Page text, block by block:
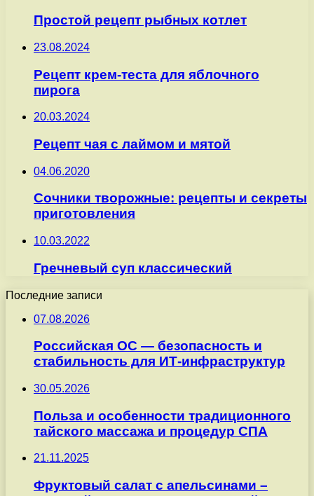
Простой рецепт рыбных котлет
23.08.2024
Рецепт крем-теста для яблочного
пирога
20.03.2024
Рецепт чая с лаймом и мятой
04.06.2020
Сочники творожные: рецепты и секреты
приготовления
10.03.2022
Гречневый суп классический
Последние записи
07.08.2026
Российская ОС — безопасность и
стабильность для ИТ-инфраструктур
30.05.2026
Польза и особенности традиционного
тайского массажа и процедур СПА
21.11.2025
Фруктовый салат с апельсинами –